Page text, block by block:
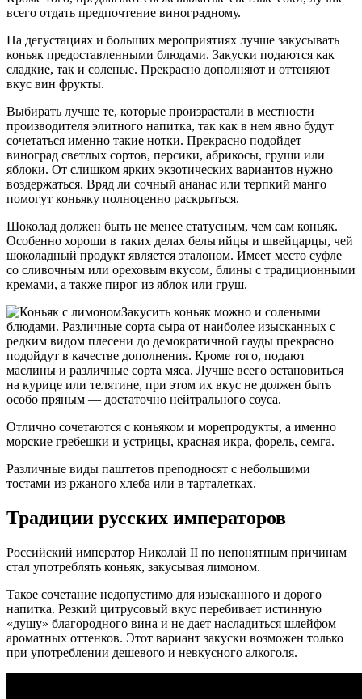
всего отдать предпочтение виноградному.
На дегустациях и больших мероприятиях лучше закусывать
коньяк предоставленными блюдами. Закуски подаются как
сладкие, так и соленые. Прекрасно дополняют и оттеняют
вкус вин фрукты.
Выбирать лучше те, которые произрастали в местности
производителя элитного напитка, так как в нем явно будут
сочетаться именно такие нотки. Прекрасно подойдет
виноград светлых сортов, персики, абрикосы, груши или
яблоки. От слишком ярких экзотических вариантов нужно
воздержаться. Вряд ли сочный ананас или терпкий манго
помогут коньяку полноценно раскрыться.
Шоколад должен быть не менее статусным, чем сам коньяк.
Особенно хороши в таких делах бельгийцы и швейцарцы, чей
шоколадный продукт является эталоном. Имеет место суфле
со сливочным или ореховым вкусом, блины с традиционными
кремами, а также пирог из яблок или груш.
Закусить коньяк можно и солеными
блюдами. Различные сорта сыра от наиболее изысканных с
редким видом плесени до демократичной гауды прекрасно
подойдут в качестве дополнения. Кроме того, подают
маслины и различные сорта мяса. Лучше всего остановиться
на курице или телятине, при этом их вкус не должен быть
особо пряным — достаточно нейтрального соуса.
Отлично сочетаются с коньяком и морепродукты, а именно
морские гребешки и устрицы, красная икра, форель, семга.
Различные виды паштетов преподносят с небольшими
тостами из ржаного хлеба или в тарталетках.
Традиции русских императоров
Российский император Николай II по непонятным причинам
стал употреблять коньяк, закусывая лимоном.
Такое сочетание недопустимо для изысканного и дорого
напитка. Резкий цитрусовый вкус перебивает истинную
«душу» благородного вина и не дает насладиться шлейфом
ароматных оттенков. Этот вариант закуски возможен только
при употреблении дешевого и невкусного алкоголя.